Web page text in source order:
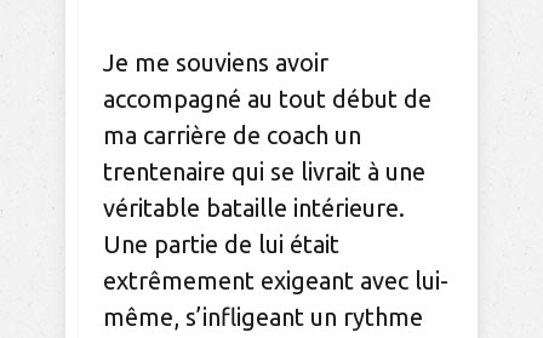
Je me souviens avoir
accompagné au tout début de
ma carrière de coach un
trentenaire qui se livrait à une
véritable bataille intérieure.
Une partie de lui était
extrêmement exigeant avec lui-
même, s’infligeant un rythme